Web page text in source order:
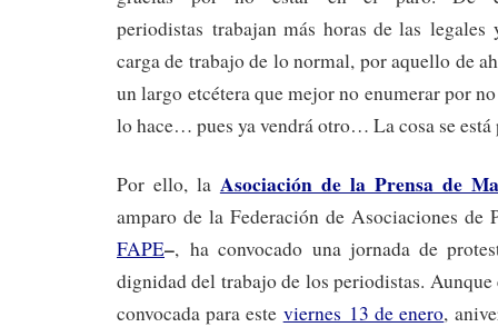
periodistas trabajan más horas de las
carga de trabajo de lo normal, por aquello de
un largo etcétera que mejor no enumerar por
lo hace… pues ya vendrá otro… La cosa se
Por ello, la Asociación de la Prensa de
amparo de la Federación de Asociaciones de
FAPE–, ha convocado una jornada de
dignidad del trabajo de los periodistas.
convocada para este viernes 13 de enero,